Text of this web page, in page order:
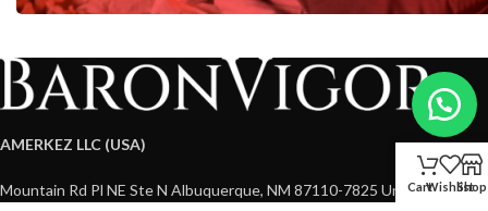
AMERKEZ LLC (USA)
1209 Mountain Rd Pl NE Ste N Albuquerque, NM 87110-7825 United
Shop
Wishlist
Cart